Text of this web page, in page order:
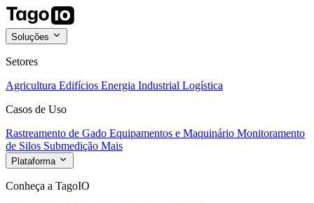
Soluções
Setores
Agricultura Edifícios Energia Industrial Logística
Casos de Uso
Rastreamento de Gado Equipamentos e Maquinário Monitoramento
de Silos Submedição Mais
Plataforma
Conheça a TagoIO